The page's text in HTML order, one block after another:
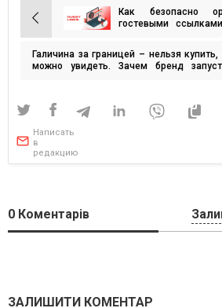
Навигация
по
записям
Как безопасно
гостевыми
Галичина за границей – нельзя купить,
можно увидеть. Зачем бренд
Написать
в
редакцию
0 Коментарів
ЗАЛИШИТИ КОМЕНТАР